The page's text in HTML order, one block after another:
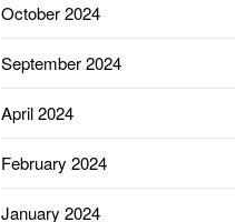
October 2024
September 2024
April 2024
February 2024
January 2024